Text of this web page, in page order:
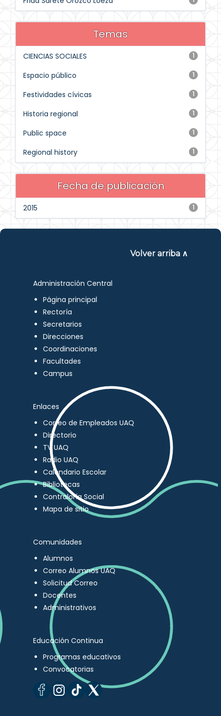
Temas
1
CIENCIAS SOCIALES
1
Espacio público
1
Festividades cívicas
1
Historia regional
1
Public space
1
Regional history
Fecha de publicación
1
2015
Volver arriba ∧
Administración Central
Página principal
Rectoría
Secretarios
Direcciones
Coordinaciones
Facultades
Campus
Enlaces
Correo de Empleados UAQ
Directorio
TV UAQ
Radio UAQ
Calendario Escolar
Bibliotecas
Contraloría Social
Mapa de sitio
Comunidades
Alumnos
Correo Alumnos UAQ
Solicitud Correo
Docentes
Administrativos
Educación Continua
Programas educativos
Convocatorias